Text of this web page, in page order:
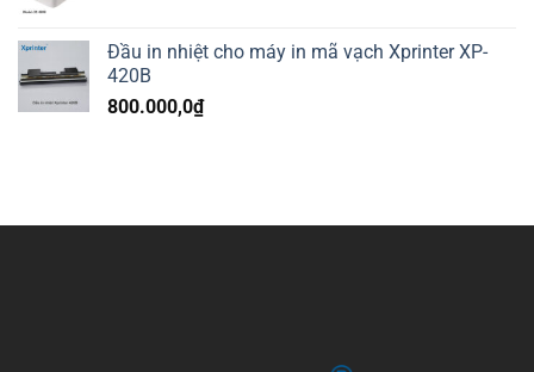
Đầu in nhiệt cho máy in mã vạch Xprinter XP-
420B
800.000,0₫